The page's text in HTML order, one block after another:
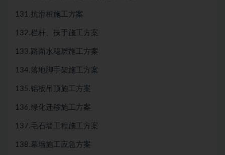
131.抗滑桩施工方案
132.栏杆、扶手施工方案
133.路面水稳层施工方案
134.落地脚手架施工方案
135.铝板吊顶施工方案
136.绿化迁移施工方案
137.毛石墙工程施工方案
138.幕墙施工应急方案